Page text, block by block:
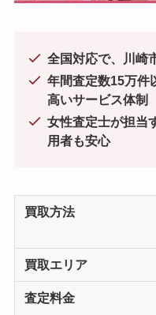
全国対応で、川崎
年間査定数15万件
高いサービス体制
女性査定士が担当
用者も安心
買取方法
買取エリア
査定料金